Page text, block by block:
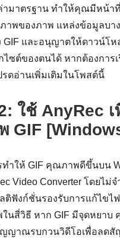
ามาตรฐาน ทำให้คุณมีหน้า
าพของภาพ แหล่งข้อมูลบา
GIF และอนุญาตให้ดาวน์โ
ไซต์ของตนได้ หากต้องการเ
รดอ่านเพิ่มเติมในโพสต์นี้
ใช้ AnyRec
GIF
ทำให้ GIF คุณภาพดีขึ้นบน
Video Converter โดยไม่
ติฟังก์ชั่นรองรับการแก้ไขไ
ในสี่วิธี หาก GIF มีจุดหยาบ
ญาณรบกวนวิดีโอเพื่อลด